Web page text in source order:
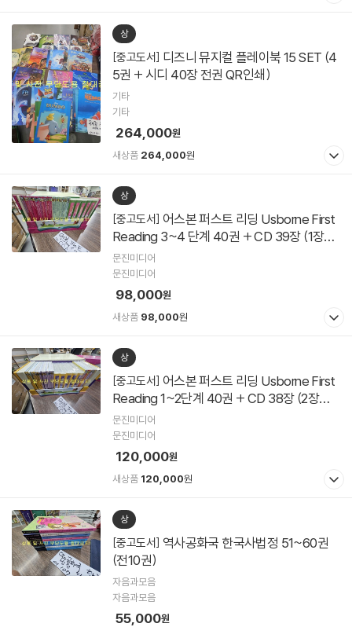
상
[중고도서]
5권 + 시디 40장 전권 QR인쇄)
기타
기타
264,000원
새상품 264,000원
상
[중고도서]
Reading 3~4 단계 40권 + CD 39장 (1장부
족) **40권 구매확정후 음원발송**
문진미디어
문진미디어
98,000원
새상품 98,000원
상
[중고도서]
Reading 1~2단계 40권 + CD 38장 (2장부
족) **40권 구매확정후 음원발송**
문진미디어
문진미디어
120,000원
새상품 120,000원
상
[중고도서]
(전10권)
자음과모음
자음과모음
55,000원